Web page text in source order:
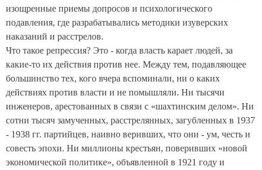
изощренные приемы допросов и психологического
подавления, где разрабатывались методики изуверских
наказаний и расстрелов.
Что такое репрессия? Это - когда власть карает людей, за
какие-то их действия против нее. Между тем, подавляющее
большинство тех, кого вчера вспоминали, ни о каких
действиях против власти и не помышляли. Ни тысячи
инженеров, арестованных в связи с «шахтинским делом». Ни
сотни тысяч замученных, расстрелянных, загубленных в 1937
- 1938 гг. партийцев, наивно веривших, что они - ум, честь и
совесть эпохи. Ни миллионы крестьян, поверивших «новой
экономической политике», объявленной в 1921 году и